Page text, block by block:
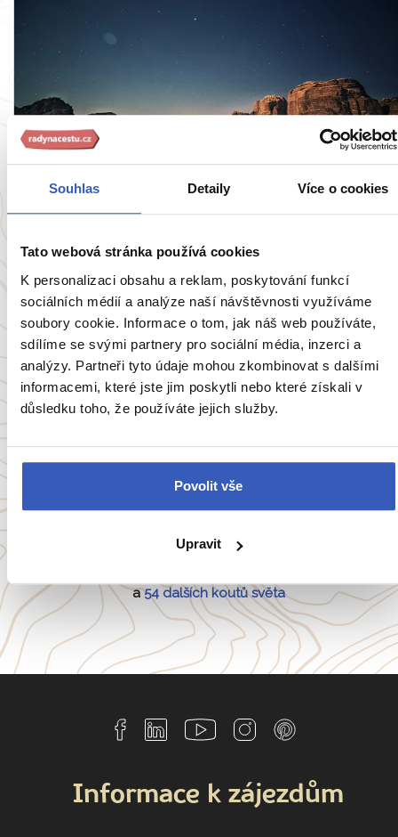
Souhlas Detaily Více o cookies
Tato webová stránka používá cookies
K personalizaci obsahu a reklam, poskytování funkcí
sociálních médií a analýze naší návštěvnosti využíváme
soubory cookie. Informace o tom, jak náš web používáte,
sdílíme se svými partnery pro sociální média, inzerci a
analýzy. Partneři tyto údaje mohou zkombinovat s dalšími
informacemi, které jste jim poskytli nebo které získali v
důsledku toho, že používáte jejich služby.
Povolit vše
Upravit
Inspirace
Zobrazit všechny články o Jordánsku
Oblíbené cíle
Portugalsko
a54 dalších koutů světa
Informace k zájezdům